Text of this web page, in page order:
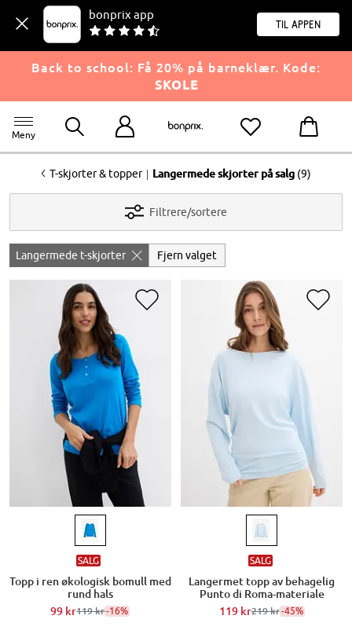
bonprix app
til appen
Back to school: Få 20% på barneklær. Kode:
SKOLE
Meny
<T-skjorter & topper | Langermede skjorter på salg (9)
Filtrere/sortere
Langermede t-skjorter Fjern valget
SALG
Topp i ren økologisk bomull med
rund hals
99 kr119 kr-16%
SALG
Langermet topp av behagelig
Punto di Roma-materiale
119 kr219 kr-45%